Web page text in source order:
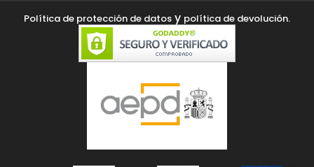
Política de protección de datos y política de devolución.